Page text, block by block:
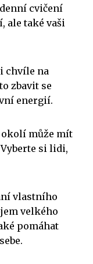
cvičení
ale také vaši
chvíle na
zbavit se
energií.
může mít
si lidi,
vlastního
velkého
pomáhat